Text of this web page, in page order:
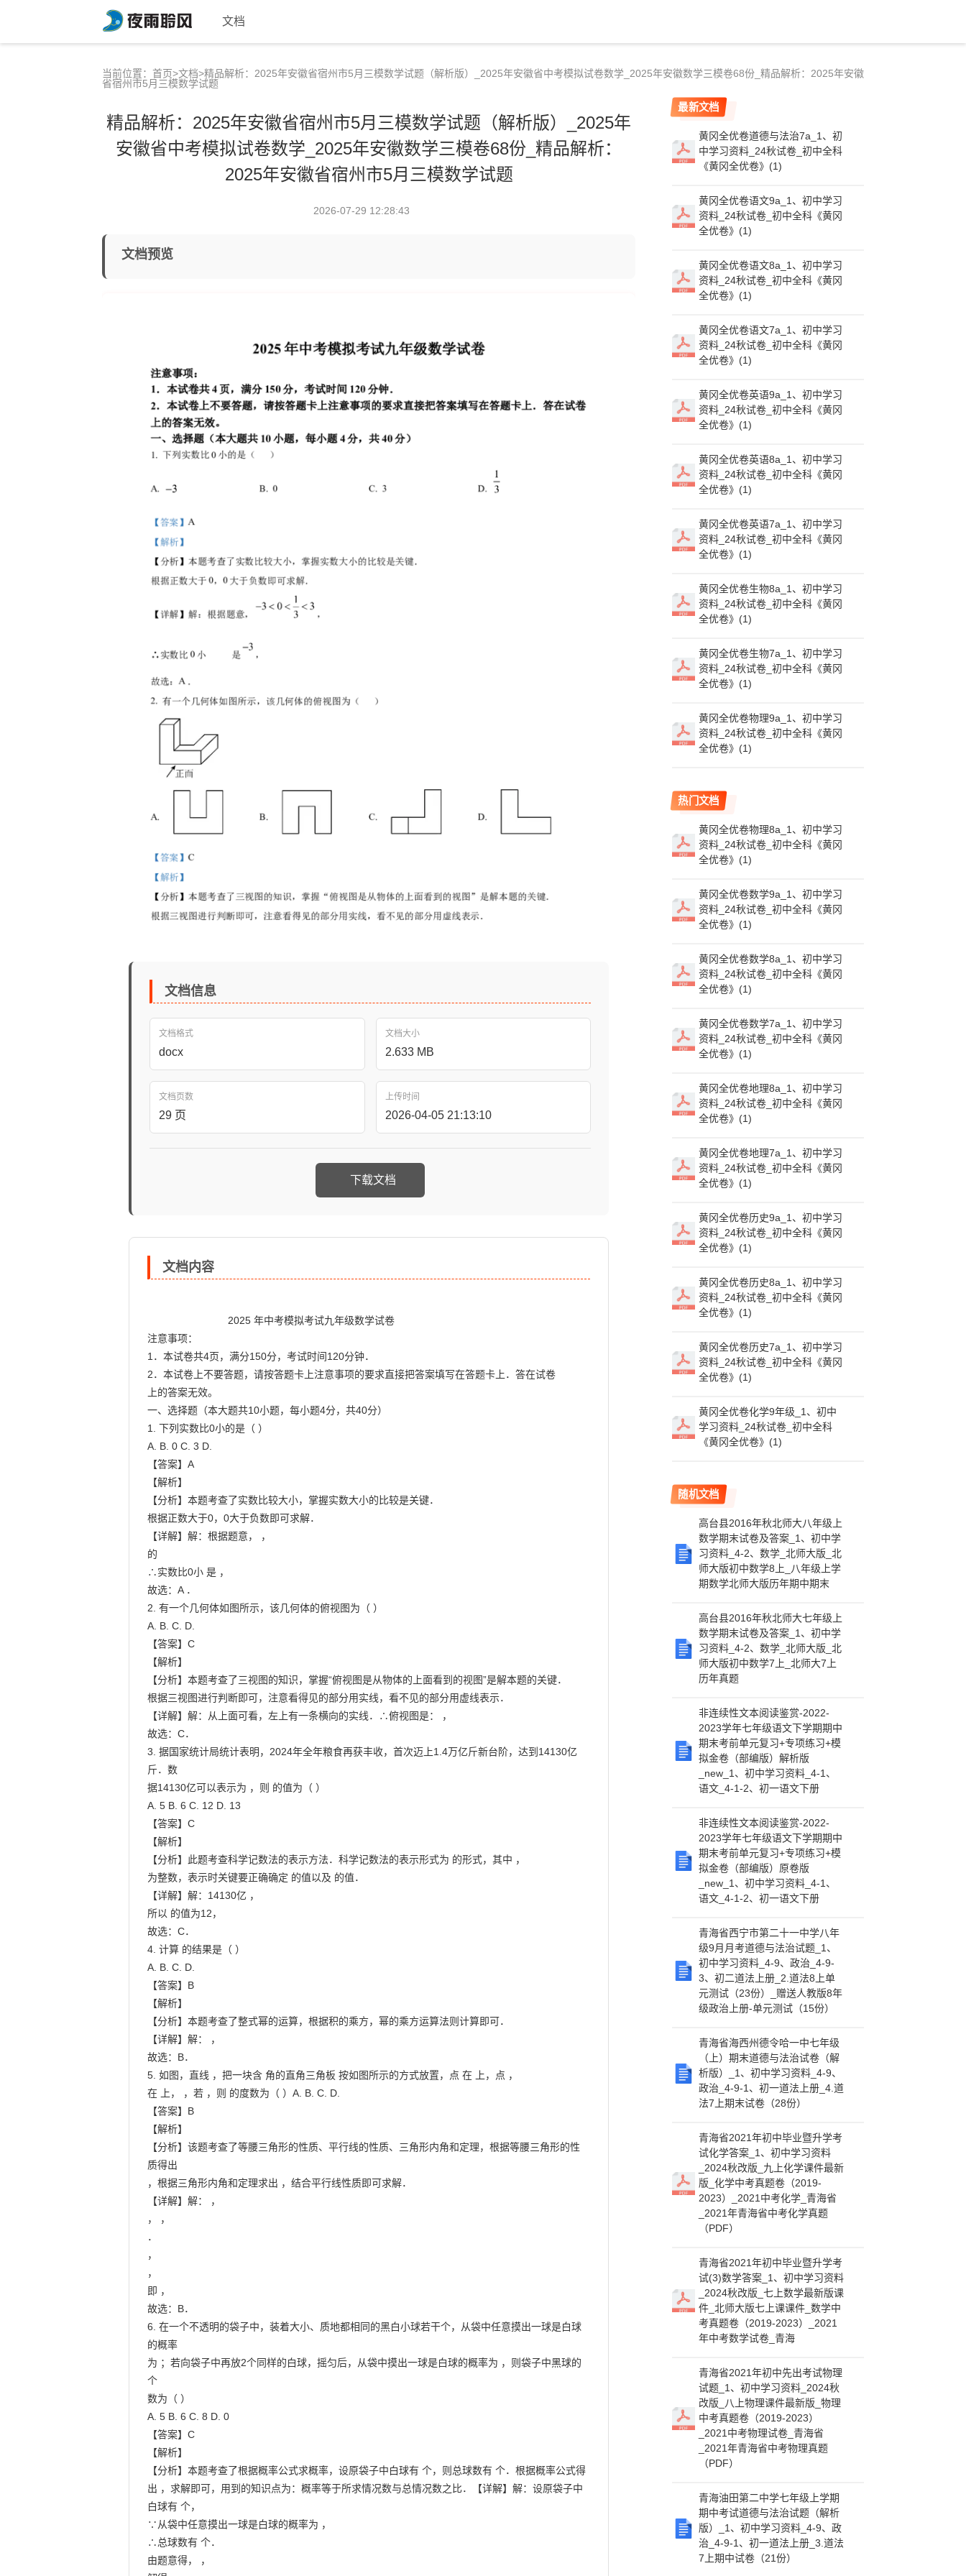
文档
当前位置： 首页>文档>精品解析：2025年安徽省宿州市5月三模数学试题（解析版）_2025年安徽省中考模拟试卷数学_2025年安徽数学三模卷68份_精品解析：2025年安徽
省宿州市5月三模数学试题
精品解析：2025年安徽省宿州市5月三模数学试题（解析版）_2025年
安徽省中考模拟试卷数学_2025年安徽数学三模卷68份_精品解析：
2025年安徽省宿州市5月三模数学试题
2026-07-29 12:28:43
文档预览
文档信息
文档格式
docx
文档大小
2.633 MB
文档页数
29 页
上传时间
2026-04-05 21:13:10
下载文档
文档内容
注意事项：
1．本试卷共4页，满分150分，考试时间120分钟．
2．本试卷上不要答题，请按答题卡上注意事项的要求直接把答案填写在答题卡上．答在试卷
上的答案无效。
一、选择题（本大题共10小题，每小题4分，共40分）
1. 下列实数比0小的是（ ）
A. B. 0 C. 3 D.
【答案】A
【解析】
【分析】本题考查了实数比较大小，掌握实数大小的比较是关键．
根据正数大于0，0大于负数即可求解．
【详解】解：根据题意， ，
的
∴实数比0小 是 ，
故选：A ．
2. 有一个几何体如图所示，该几何体的俯视图为（ ）
A. B. C. D.
【答案】C
【解析】
【分析】本题考查了三视图的知识，掌握“俯视图是从物体的上面看到的视图”是解本题的关键．
根据三视图进行判断即可，注意看得见的部分用实线，看不见的部分用虚线表示．
【详解】解：从上面可看，左上有一条横向的实线．∴俯视图是： ，
故选：C．
3. 据国家统计局统计表明，2024年全年粮食再获丰收，首次迈上1.4万亿斤新台阶，达到14130亿
斤．数
据14130亿可以表示为 ，则 的值为（ ）
A. 5 B. 6 C. 12 D. 13
【答案】C
【解析】
【分析】此题考查科学记数法的表示方法．科学记数法的表示形式为 的形式，其中 ，
为整数，表示时关键要正确确定 的值以及 的值．
【详解】解：14130亿 ，
所以 的值为12，
故选：C．
4. 计算 的结果是（ ）
A. B. C. D.
【答案】B
【解析】
【分析】本题考查了整式幂的运算，根据积的乘方，幂的乘方运算法则计算即可．
【详解】解： ，
故选：B．
5. 如图，直线 ，把一块含 角的直角三角板 按如图所示的方式放置，点 在 上，点 ，
在 上， ，若 ，则 的度数为（ ）A. B. C. D.
【答案】B
【解析】
【分析】该题考查了等腰三角形的性质、平行线的性质、三角形内角和定理，根据等腰三角形的性
质得出
，根据三角形内角和定理求出 ，结合平行线性质即可求解．
【详解】解： ，
， ，
．
，
，
即 ，
故选：B．
6. 在一个不透明的袋子中，装着大小、质地都相同的黑白小球若干个，从袋中任意摸出一球是白球
的概率
为 ；若向袋子中再放2个同样的白球，摇匀后，从袋中摸出一球是白球的概率为 ，则袋子中黑球的
个
数为（ ）
A. 5 B. 6 C. 8 D. 0
【答案】C
【解析】
【分析】本题考查了根据概率公式求概率，设原袋子中白球有 个，则总球数有 个．根据概率公式得
出 ，求解即可，用到的知识点为：概率等于所求情况数与总情况数之比．【详解】解：设原袋子中
白球有 个，
∵从袋中任意摸出一球是白球的概率为 ，
∴总球数有 个．
由题意得， ，
最新文档
黄冈全优卷道德与法治7a_1、初
中学习资料_24秋试卷_初中全科
《黄冈全优卷》(1)
黄冈全优卷语文9a_1、初中学习
资料_24秋试卷_初中全科《黄冈
全优卷》(1)
黄冈全优卷语文8a_1、初中学习
资料_24秋试卷_初中全科《黄冈
全优卷》(1)
黄冈全优卷语文7a_1、初中学习
资料_24秋试卷_初中全科《黄冈
全优卷》(1)
黄冈全优卷英语9a_1、初中学习
资料_24秋试卷_初中全科《黄冈
全优卷》(1)
黄冈全优卷英语8a_1、初中学习
资料_24秋试卷_初中全科《黄冈
全优卷》(1)
黄冈全优卷英语7a_1、初中学习
资料_24秋试卷_初中全科《黄冈
全优卷》(1)
黄冈全优卷生物8a_1、初中学习
资料_24秋试卷_初中全科《黄冈
全优卷》(1)
黄冈全优卷生物7a_1、初中学习
资料_24秋试卷_初中全科《黄冈
全优卷》(1)
黄冈全优卷物理9a_1、初中学习
资料_24秋试卷_初中全科《黄冈
全优卷》(1)
热门文档
黄冈全优卷物理8a_1、初中学习
资料_24秋试卷_初中全科《黄冈
全优卷》(1)
黄冈全优卷数学9a_1、初中学习
资料_24秋试卷_初中全科《黄冈
全优卷》(1)
黄冈全优卷数学8a_1、初中学习
资料_24秋试卷_初中全科《黄冈
全优卷》(1)
黄冈全优卷数学7a_1、初中学习
资料_24秋试卷_初中全科《黄冈
全优卷》(1)
黄冈全优卷地理8a_1、初中学习
资料_24秋试卷_初中全科《黄冈
全优卷》(1)
黄冈全优卷地理7a_1、初中学习
资料_24秋试卷_初中全科《黄冈
全优卷》(1)
黄冈全优卷历史9a_1、初中学习
资料_24秋试卷_初中全科《黄冈
全优卷》(1)
黄冈全优卷历史8a_1、初中学习
资料_24秋试卷_初中全科《黄冈
全优卷》(1)
黄冈全优卷历史7a_1、初中学习
资料_24秋试卷_初中全科《黄冈
全优卷》(1)
黄冈全优卷化学9年级_1、初中
学习资料_24秋试卷_初中全科
《黄冈全优卷》(1)
随机文档
高台县2016年秋北师大八年级上
数学期末试卷及答案_1、初中学
习资料_4-2、数学_北师大版_北
师大版初中数学8上_八年级上学
期数学北师大版历年期中期末
高台县2016年秋北师大七年级上
数学期末试卷及答案_1、初中学
习资料_4-2、数学_北师大版_北
师大版初中数学7上_北师大7上
历年真题
非连续性文本阅读鉴赏-2022-
2023学年七年级语文下学期期中
期末考前单元复习+专项练习+模
拟金卷（部编版）解析版
_new_1、初中学习资料_4-1、
语文_4-1-2、初一语文下册
非连续性文本阅读鉴赏-2022-
2023学年七年级语文下学期期中
期末考前单元复习+专项练习+模
拟金卷（部编版）原卷版
_new_1、初中学习资料_4-1、
语文_4-1-2、初一语文下册
青海省西宁市第二十一中学八年
级9月月考道德与法治试题_1、
初中学习资料_4-9、政治_4-9-
3、初二道法上册_2.道法8上单
元测试（23份）_赠送人教版8年
级政治上册-单元测试（15份）
青海省海西州德令哈一中七年级
（上）期末道德与法治试卷（解
析版）_1、初中学习资料_4-9、
政治_4-9-1、初一道法上册_4.道
法7上期末试卷（28份）
青海省2021年初中毕业暨升学考
试化学答案_1、初中学习资料
_2024秋改版_九上化学课件最新
版_化学中考真题卷（2019-
2023）_2021中考化学_青海省
_2021年青海省中考化学真题
（PDF）
青海省2021年初中毕业暨升学考
试(3)数学答案_1、初中学习资料
_2024秋改版_七上数学最新版课
件_北师大版七上课课件_数学中
考真题卷（2019-2023）_2021
年中考数学试卷_青海
青海省2021年初中先出考试物理
试题_1、初中学习资料_2024秋
改版_八上物理课件最新版_物理
中考真题卷（2019-2023）
_2021中考物理试卷_青海省
_2021年青海省中考物理真题
（PDF）
青海油田第二中学七年级上学期
期中考试道德与法治试题（解析
版）_1、初中学习资料_4-9、政
治_4-9-1、初一道法上册_3.道法
7上期中试卷（21份）